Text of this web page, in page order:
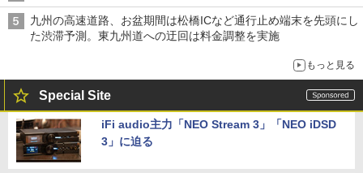
九州の高速道路、お盆期間は松橋ICなど通行止め端末を先頭にし
た渋滞予測。東九州道への迂回は料金調整を実施
もっと見る
Special Site
iFi audio主力「NEO Stream 3」「NEO iDSD
3」に迫る